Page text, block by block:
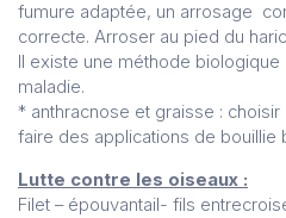
fumure adaptée, un arrosage
correcte. Arroser au pied du
Il existe une méthode
maladie.
* anthracnose et graisse :
faire des applications de bouillie
Lutte contre les oiseaux :
Filet – épouvantail- fils